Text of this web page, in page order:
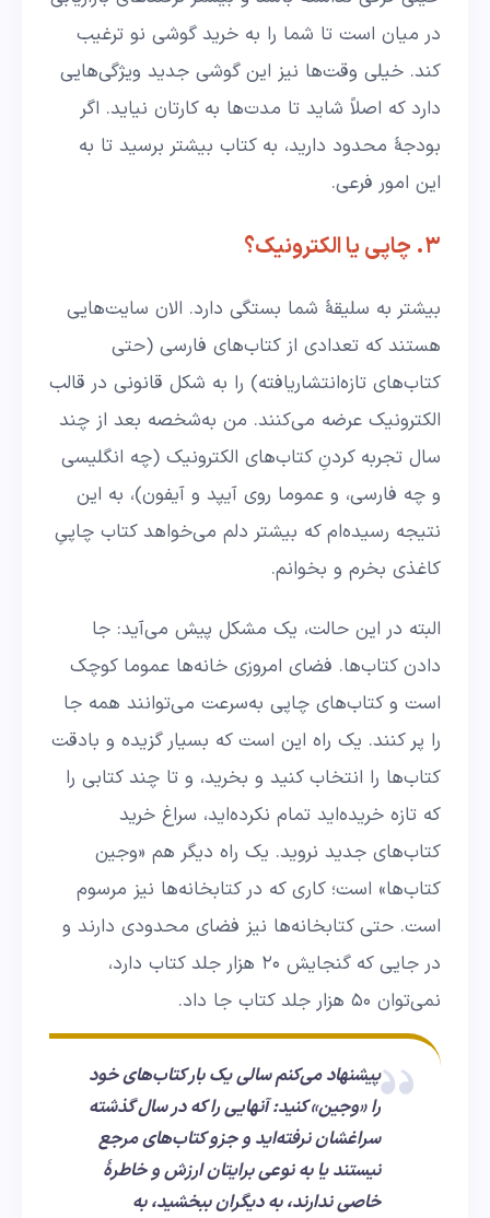
در میان است تا شما را به خرید گوشی نو ترغیب
کند. خیلی وقت‌ها نیز این گوشی جدید ویژگی‌هایی
دارد که اصلاً شاید تا مدت‌ها به کارتان نیاید. اگر
بودجۀ محدود دارید، به کتاب بیشتر برسید تا به
این امور فرعی.
۳. چاپی یا الکترونیک؟
بیشتر به سلیقۀ شما بستگی دارد. الان سایت‌هایی
هستند که تعدادی از کتاب‌های فارسی (حتی
کتاب‌های تازه‌انتشاریافته) را به شکل قانونی در قالب
الکترونیک عرضه می‌کنند. من به‌شخصه بعد از چند
سال تجربه کردنِ کتاب‌های الکترونیک (چه انگلیسی
و چه فارسی، و عموما روی آیپد و آیفون)، به این
نتیجه رسیده‌ام که بیشتر دلم می‌خواهد کتاب چاپیِ
کاغذی بخرم و بخوانم.
البته در این حالت، یک مشکل پیش می‌آید: جا
دادن کتاب‌ها. فضای امروزی خانه‌ها عموما کوچک
است و کتاب‌های چاپی به‌سرعت می‌توانند همه جا
را پر کنند. یک راه این است که بسیار گزیده و بادقت
کتاب‌ها را انتخاب کنید و بخرید، و تا چند کتابی را
که تازه خریده‌اید تمام نکرده‌اید، سراغ خرید
کتاب‌های جدید نروید. یک راه دیگر هم «وجین
کتاب‌ها» است؛ کاری که در کتابخانه‌ها نیز مرسوم
است. حتی کتابخانه‌ها نیز فضای محدودی دارند و
در جایی که گنجایش ۲۰ هزار جلد کتاب دارد،
نمی‌توان ۵۰ هزار جلد کتاب جا داد.
پیشنهاد می‌کنم سالی یک بار کتاب‌های خود
را «وجین» کنید: آنهایی را که در سال گذشته
سراغشان نرفته‌اید و جزو کتاب‌های مرجع
نیستند یا به نوعی برایتان ارزش و خاطرۀ
خاصی ندارند، به دیگران ببخشید، به